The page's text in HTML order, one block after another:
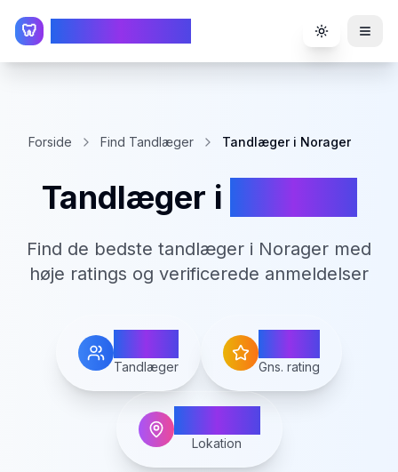
🦷 Toggle
Forside Find Tandlæger Tandlæger i Norager
Tandlæger i
Find de bedste tandlæger i Norager med
høje ratings og verificerede anmeldelser
Tandlæger Gns. rating
Norager
Lokation